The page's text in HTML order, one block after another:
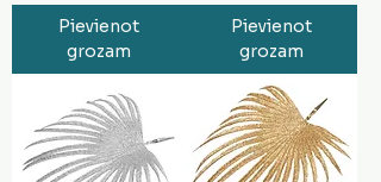
Pievienot
grozam
Pievienot
grozam